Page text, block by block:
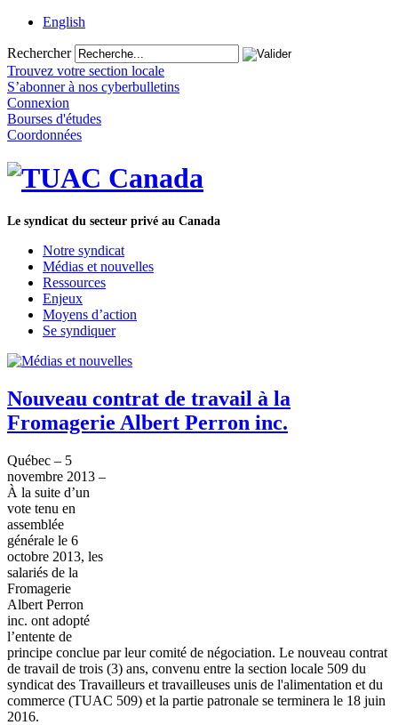
English
Rechercher
Trouvez votre section locale
S’abonner à nos cyberbulletins
Connexion
Bourses d'études
Coordonnées
Le syndicat du secteur privé au Canada
Notre syndicat
Médias et nouvelles
Ressources
Enjeux
Moyens d’action
Se syndiquer
Nouveau contrat de travail à la
Fromagerie Albert Perron inc.
Québec – 5
novembre 2013 –
À la suite d’un
vote tenu en
assemblée
générale le 6
octobre 2013, les
salariés de la
Fromagerie
Albert Perron
inc. ont adopté
l’entente de
principe conclue parleur comité de négociation. Le nouveau contrat
de travail de trois (3) ans, convenu entre la section locale 509 du
syndicat des Travailleurs et travailleuses unis de l'alimentation et du
commerce (TUAC 509) et la partie patronale se terminera le 18 juin
2016.